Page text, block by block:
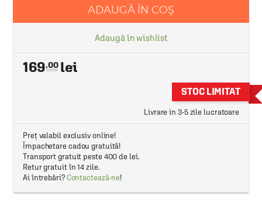
ADAUGĂ ÎN COȘ
Adaugă în wishlist
169.00
STOC LIMITAT
Livrare in 3-5 zile lucratoare
Preț valabil exclusiv online!
Împachetare cadou gratuită!
Transport gratuit peste 400 de lei.
Retur gratuit în 14 zile.
Ai întrebări? Contactează-ne!